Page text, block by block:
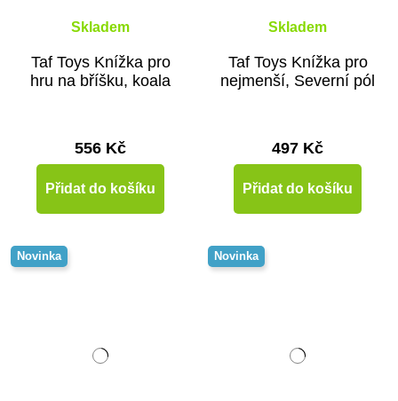
Skladem
Taf Toys Knížka pro
hru na bříšku, koala
556 Kč
Přidat do košíku
Skladem
Taf Toys Knížka pro
nejmenší, Severní pól
497 Kč
Přidat do košíku
Novinka Novinka